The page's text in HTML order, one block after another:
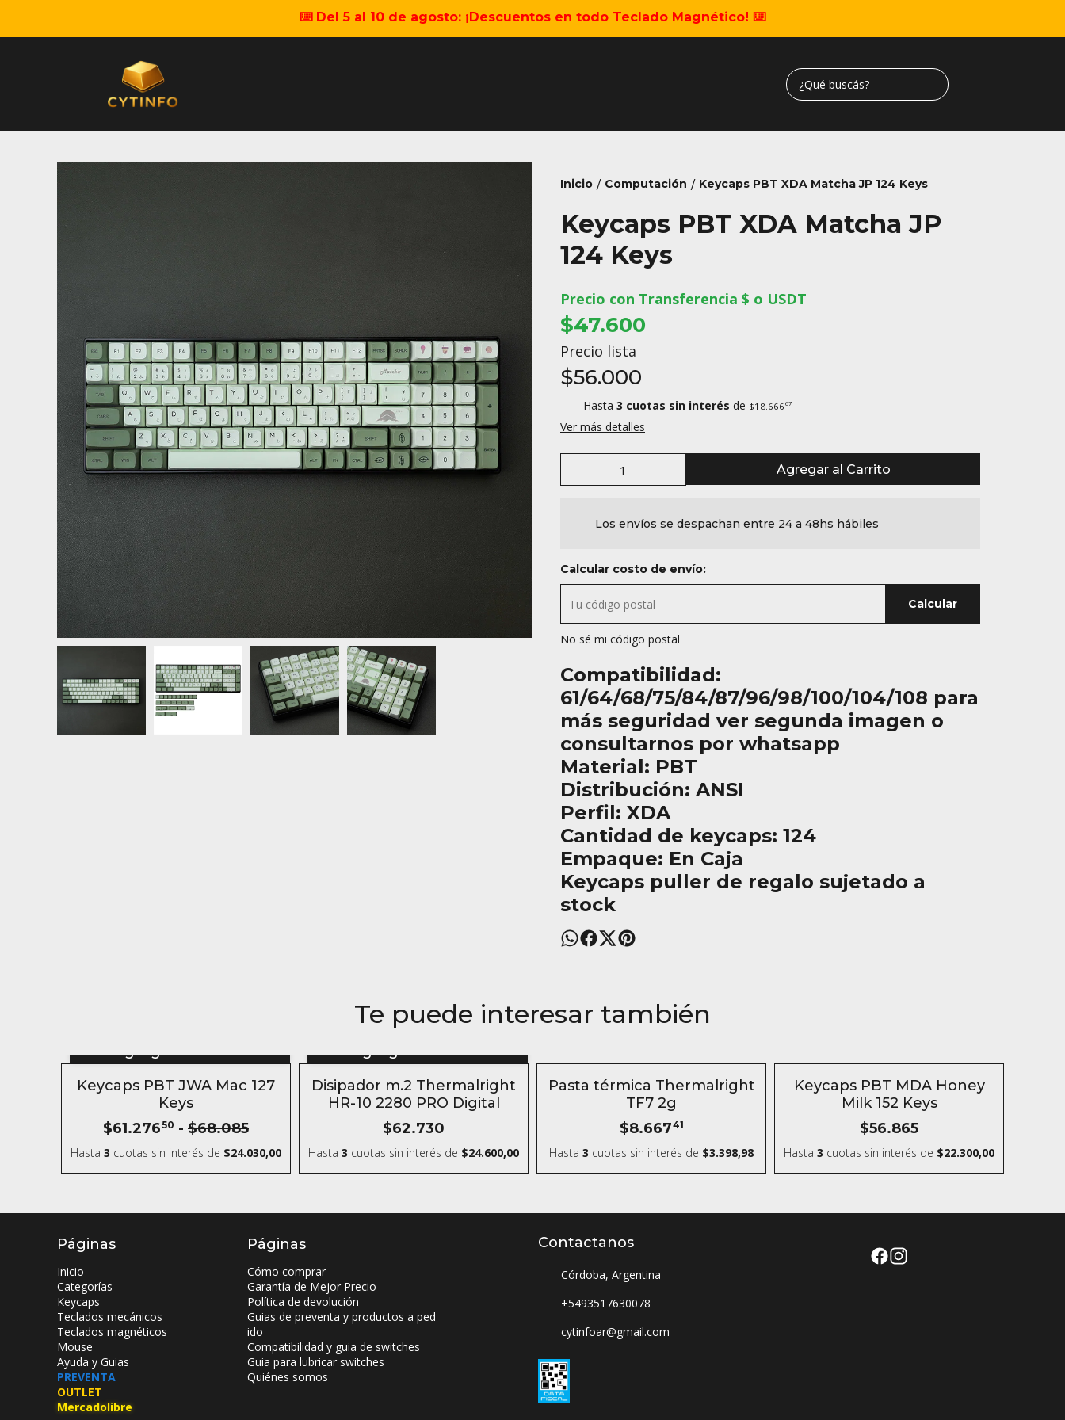
⌨️ Del 5 al 10 de agosto: ¡Descuentos en todo Teclado Magnético! ⌨️
Inicio / Computación / Keycaps PBT XDA Matcha JP 124 Keys
Keycaps PBT XDA Matcha JP
124 Keys
Precio con Transferencia $ o USDT
$47.600
Precio lista
$56.000
Hasta 3 cuotas sin interés de $18.666 67
Ver más detalles
Agregar al Carrito
Los envíos se despachan entre 24 a 48hs hábiles
Calcular costo de envío:
Calcular
No sé mi código postal
Compatibilidad:
61/64/68/75/84/87/96/98/100/104/108 para
más seguridad ver segunda imagen o
consultarnos por whatsapp
Material: PBT
Distribución: ANSI
Perfil: XDA
Cantidad de keycaps: 124
Empaque: En Caja
Keycaps puller de regalo sujetado a
stock
Te puede interesar también
- 10 %
Agregar al carrito
Keycaps PBT JWA Mac 127
Keys
$61.27650 - $68.085
Hasta 3 cuotas sin interés de $24.030,00
Agregar al carrito
Disipador m.2 Thermalright
HR-10 2280 PRO Digital
$62.730
Hasta 3 cuotas sin interés de $24.600,00
SIN STOCK
Pasta térmica Thermalright
TF7 2g
$8.66741
Hasta 3 cuotas sin interés de $3.398,98
SIN STOCK
Keycaps PBT MDA Honey
Milk 152 Keys
$56.865
Hasta 3 cuotas sin interés de $22.300,00
Páginas
Inicio
Categorías
Keycaps
Teclados mecánicos
Teclados magnéticos
Mouse
Ayuda y Guias
PREVENTA
OUTLET
Mercadolibre
Páginas
Cómo comprar
Garantía de Mejor Precio
Política de devolución
Guias de preventa y productos a ped
ido
Compatibilidad y guia de switches
Guia para lubricar switches
Quiénes somos
Contactanos
Córdoba, Argentina
+5493517630078
cytinfoar@gmail.com